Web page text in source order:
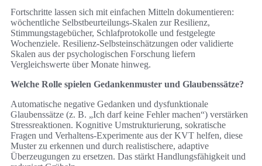
Fortschritte lassen sich mit einfachen Mitteln dokumentieren:
wöchentliche Selbstbeurteilungs-Skalen zur Resilienz,
Stimmungstagebücher, Schlafprotokolle und festgelegte
Wochenziele. Resilienz-Selbsteinschätzungen oder validierte
Skalen aus der psychologischen Forschung liefern
Vergleichswerte über Monate hinweg.
Welche Rolle spielen Gedankenmuster und Glaubenssätze?
Automatische negative Gedanken und dysfunktionale
Glaubenssätze (z. B. „Ich darf keine Fehler machen“) verstärken
Stressreaktionen. Kognitive Umstrukturierung, sokratische
Fragen und Verhaltens-Experimente aus der KVT helfen, diese
Muster zu erkennen und durch realistischere, adaptive
Überzeugungen zu ersetzen. Das stärkt Handlungsfähigkeit und